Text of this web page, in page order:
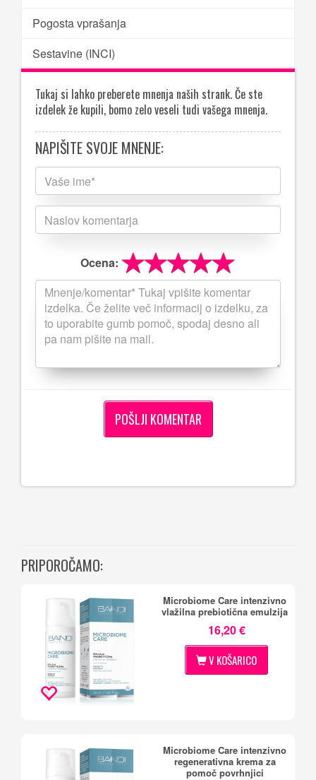
Pogosta vprašanja
Sestavine (INCI)
Tukaj si lahko preberete mnenja naših strank. Če ste
izdelek že kupili, bomo zelo veseli tudi vašega mnenja.
NAPIŠITE SVOJE MNENJE:
Ocena:
PRIPOROČAMO:
Microbiome Care intenzivno
vlažilna prebiotična emulzija
16,20 €
V KOŠARICO
Microbiome Care intenzivno
regenerativna krema za
pomoč povrhnjici